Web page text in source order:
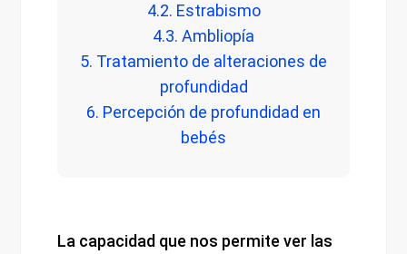
4.2. Estrabismo
4.3. Ambliopía
5. Tratamiento de alteraciones de
profundidad
6. Percepción de profundidad en
bebés
La capacidad que nos permite ver las